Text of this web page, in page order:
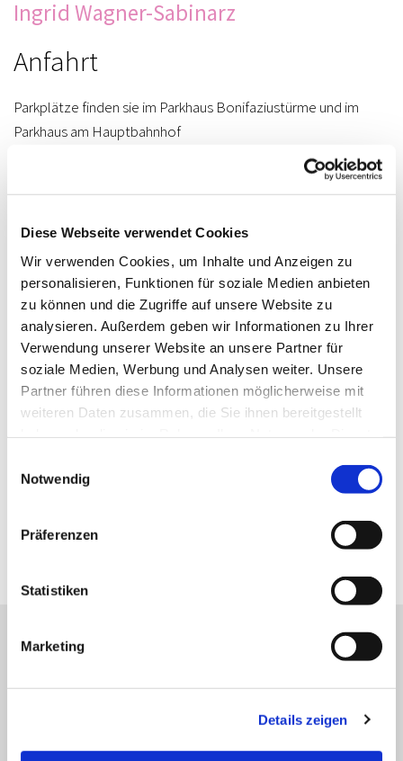
Diese Webseite verwendet Cookies
Wir verwenden Cookies, um Inhalte und Anzeigen zu
personalisieren, Funktionen für soziale Medien anbieten
zu können und die Zugriffe auf unsere Website zu
analysieren. Außerdem geben wir Informationen zu Ihrer
Verwendung unserer Website an unsere Partner für
soziale Medien, Werbung und Analysen weiter. Unsere
Partner führen diese Informationen möglicherweise mit
weiteren Daten zusammen, die Sie ihnen bereitgestellt
Notwendig
Präferenzen
Statistiken
Marketing
Details zeigen
Ingrid Wagner-Sabinarz
Anfahrt
Parkplätze finden sie im Parkhaus Bonifaziustürme und im
Parkhaus am Hauptbahnhof
Im Notfall ausserhalb der Öffnungszeiten wenden
116117
Hier finden Sie uns:
Adresse
Kaiserstraße 18
Kontakt
Telefax: 06131 2870933
Sie haben Fragen, möchten einen Termin
Bitte nutzen Sie dafür unser Online-Formular oder